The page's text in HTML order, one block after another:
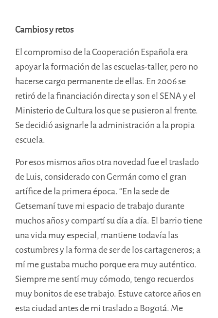
Cambios y retos
El compromiso de la Cooperación Española era
apoyar la formación de las escuelas-taller, pero no
hacerse cargo permanente de ellas. En 2006 se
retiró de la financiación directa y son el SENA y el
Ministerio de Cultura los que se pusieron al frente.
Se decidió asignarle la administración a la propia
escuela.
Por esos mismos años otra novedad fue el traslado
de Luis, considerado con Germán como el gran
artífice de la primera época. “En la sede de
Getsemaní tuve mi espacio de trabajo durante
muchos años y compartí su día a día. El barrio tiene
una vida muy especial, mantiene todavía las
costumbres y la forma de ser de los cartageneros; a
mí me gustaba mucho porque era muy auténtico.
Siempre me sentí muy cómodo, tengo recuerdos
muy bonitos de ese trabajo. Estuve catorce años en
esta ciudad antes de mi traslado a Bogotá. Me